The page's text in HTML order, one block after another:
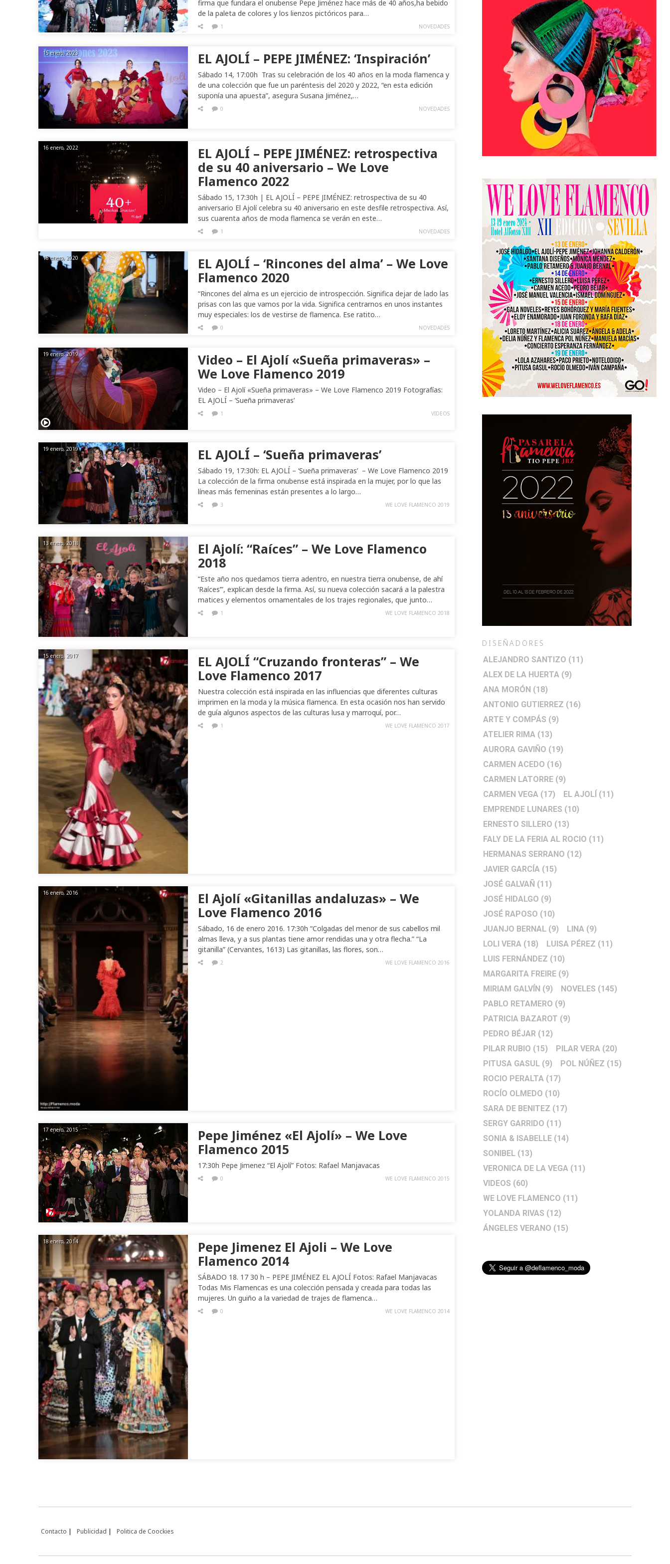
firma que fundara el onubense Pepe Jiménez hace más de 40 años,ha bebido
de la paleta de colores y los lienzos pictóricos para…
NOVEDADES
1
15 enero, 2023 EL AJOLÍ – PEPE JIMÉNEZ: ‘Inspiración’
Sábado 14, 17:00h Tras su celebración de los 40 años en la moda flamenca y
de una colección que fue un paréntesis del 2020 y 2022, “en esta edición
suponía una apuesta”, asegura Susana Jiménez,…
NOVEDADES
0
16 enero, 2022
EL AJOLÍ – PEPE JIMÉNEZ: retrospectiva
de su 40 aniversario – We Love
Flamenco 2022
Sábado 15, 17:30h | EL AJOLÍ – PEPE JIMÉNEZ: retrospectiva de su 40
aniversario El Ajolí celebra su 40 aniversario en este desfile retrospectiva. Así,
sus cuarenta años de moda flamenca se verán en este…
NOVEDADES
1
18 enero, 2020
EL AJOLÍ – ‘Rincones del alma’ – We Love
Flamenco 2020
“Rincones del alma es un ejercicio de introspección. Significa dejar de lado las
prisas con las que vamos por la vida. Significa centrarnos en unos instantes
muy especiales: los de vestirse de flamenca. Ese ratito…
NOVEDADES
0
19 enero, 2019
Video – El Ajolí «Sueña primaveras» –
We Love Flamenco 2019
Video – El Ajolí «Sueña primaveras» – We Love Flamenco 2019 Fotografías:
EL AJOLÍ – ‘Sueña primaveras’
VIDEOS
1
19 enero, 2019 EL AJOLÍ – ‘Sueña primaveras’
Sábado 19, 17:30h: EL AJOLÍ – ‘Sueña primaveras’ – We Love Flamenco 2019
La colección de la firma onubense está inspirada en la mujer, por lo que las
líneas más femeninas están presentes a lo largo…
WE LOVE FLAMENCO 2019
3
13 enero, 2018
El Ajolí: “Raíces” – We Love Flamenco
2018
“Este año nos quedamos tierra adentro, en nuestra tierra onubense, de ahí
‘Raíces’”, explican desde la firma. Así, su nueva colección sacará a la palestra
matices y elementos ornamentales de los trajes regionales, que junto…
WE LOVE FLAMENCO 2018
1
15 enero, 2017
EL AJOLÍ “Cruzando fronteras” – We
Love Flamenco 2017
Nuestra colección está inspirada en las influencias que diferentes culturas
imprimen en la moda y la música flamenca. En esta ocasión nos han servido
de guía algunos aspectos de las culturas lusa y marroquí, por…
WE LOVE FLAMENCO 2017
1
16 enero, 2016
El Ajolí «Gitanillas andaluzas» – We
Love Flamenco 2016
Sábado, 16 de enero 2016. 17:30h “Colgadas del menor de sus cabellos mil
almas lleva, y a sus plantas tiene amor rendidas una y otra flecha.” “La
gitanilla” (Cervantes, 1613) Las gitanillas, las flores, son…
WE LOVE FLAMENCO 2016
2
17 enero, 2015
Pepe Jiménez «El Ajolí» – We Love
Flamenco 2015
17:30h Pepe Jimenez “El Ajolí” Fotos: Rafael Manjavacas
WE LOVE FLAMENCO 2015
0
18 enero, 2014
Pepe Jimenez El Ajoli – We Love
Flamenco 2014
SÁBADO 18. 17 30 h – PEPE JIMÉNEZ EL AJOLÍ Fotos: Rafael Manjavacas
Todas Mis Flamencas es una colección pensada y creada para todas las
mujeres. Un guiño a la variedad de trajes de flamenca…
WE LOVE FLAMENCO 2014
0
DISEÑADORES
ALEJANDRO SANTIZO (11)
ALEX DE LA HUERTA (9)
ANA MORÓN (18)
ANTONIO GUTIERREZ (16)
ARTE Y COMPÁS (9)
ATELIER RIMA (13)
AURORA GAVIÑO (19)
CARMEN ACEDO (16)
CARMEN LATORRE (9)
CARMEN VEGA (17) EL AJOLÍ (11)
EMPRENDE LUNARES (10)
ERNESTO SILLERO (13)
FALY DE LA FERIA AL ROCIO (11)
HERMANAS SERRANO (12)
JAVIER GARCÍA (15)
JOSÉ GALVAÑ (11)
JOSÉ HIDALGO (9)
JOSÉ RAPOSO (10)
JUANJO BERNAL (9) LINA (9)
LOLI VERA (18) LUISA PÉREZ (11)
LUIS FERNÁNDEZ (10)
MARGARITA FREIRE (9)
MIRIAM GALVÍN (9) NOVELES (145)
PABLO RETAMERO (9)
PATRICIA BAZAROT (9)
PEDRO BÉJAR (12)
PILAR RUBIO (15) PILAR VERA (20)
PITUSA GASUL (9) POL NÚÑEZ (15)
ROCIO PERALTA (17)
ROCÍO OLMEDO (10)
SARA DE BENITEZ (17)
SERGY GARRIDO (11)
SONIA & ISABELLE (14)
SONIBEL (13)
VERONICA DE LA VEGA (11)
VIDEOS (60)
WE LOVE FLAMENCO (11)
YOLANDA RIVAS (12)
ÁNGELES VERANO (15)
Contacto Publicidad Politica de Coockies